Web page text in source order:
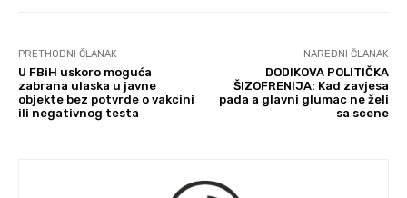
PRETHODNI ČLANAK
U FBiH uskoro moguća
zabrana ulaska u javne
objekte bez potvrde o vakcini
ili negativnog testa
NAREDNI ČLANAK
DODIKOVA POLITIČKA
ŠIZOFRENIJA: Kad zavjesa
pada a glavni glumac ne želi
sa scene